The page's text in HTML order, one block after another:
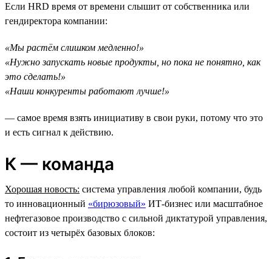
Если HRD время от времени слышит от собственника или
гендиректора компании:
«Мы растём слишком медленно!»
«Нужно запускать новые продукты, но пока не понятно, как
это сделать!»
«Наши конкуренты работают лучше!»
— самое время взять инициативу в свои руки, потому что это
и есть сигнал к действию.
К — команда
Хорошая новость: система управления любой компании, будь
то инновационный «бирюзовый» ИТ-бизнес или масштабное
нефтегазовое производство c сильной диктатурой управления,
состоит из четырёх базовых блоков: